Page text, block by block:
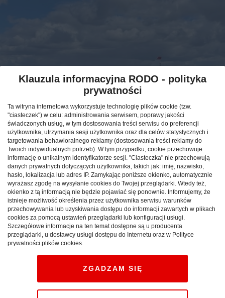
Nowy przewoźnik
wystartował z
wrocławskiego lotniska
DOLNOŚLĄSKIE wydarzenia 13.04.2022
Klauzula informacyjna RODO - polityka
prywatności
Ta witryna internetowa wykorzystuje technologię plików cookie (tzw.
"ciasteczek") w celu: administrowania serwisem, poprawy jakości
świadczonych usług, w tym dostosowania treści serwisu do preferencji
użytkownika, utrzymania sesji użytkownika oraz dla celów statystycznych i
targetowania behawioralnego reklamy (dostosowania treści reklamy do
Twoich indywidualnych potrzeb). W tym przypadku, cookie przechowuje
informację o unikalnym identyfikatorze sesji. "Ciasteczka" nie przechowują
danych prywatnych dotyczących użytkownika, takich jak: imię, nazwisko,
hasło, lokalizacja lub adres IP. Zamykając poniższe okienko, automatycznie
wyrażasz zgodę na wysyłanie cookies do Twojej przeglądarki. Wtedy też,
okienko z tą informacją nie będzie pojawiać się ponownie. Informujemy, że
istnieje możliwość określenia przez użytkownika serwisu warunków
przechowywania lub uzyskiwania dostępu do informacji zawartych w plikach
cookies za pomocą ustawień przeglądarki lub konfiguracji usługi.
Szczegółowe informacje na ten temat dostępne są u producenta
przeglądarki, u dostawcy usługi dostępu do Internetu oraz w Polityce
prywatności plików cookies.
ZGADZAM SIĘ